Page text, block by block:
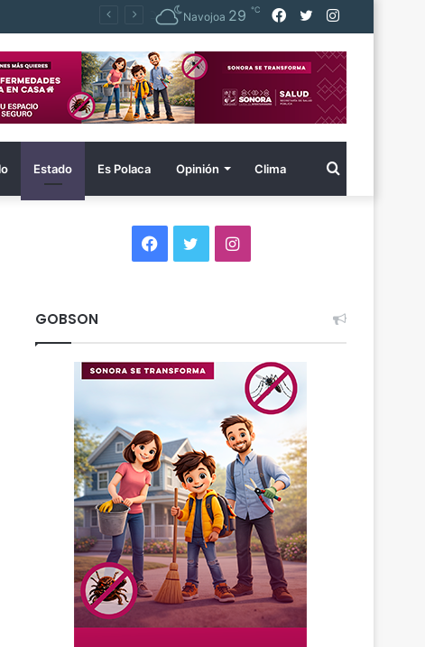
Instagram
Twitter
Facebook
Navojoa 29 ℃
Estado Es Polaca Opinión Clima Buscar
Facebook
TwitterInstagram
GOBSON